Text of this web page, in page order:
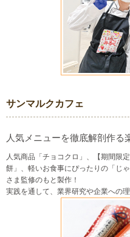
サンマルクカフェ
人気メニューを徹底解剖作る
人気商品「チョコクロ」、【期間限
餅」、軽いお食事にぴったりの「じ
さま監修のもと製作！
実践を通して、業界研究や企業への